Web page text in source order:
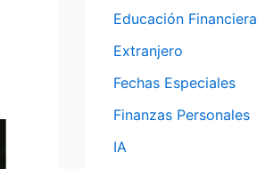
Educación Financiera
Extranjero
Fechas Especiales
Finanzas Personales
IA